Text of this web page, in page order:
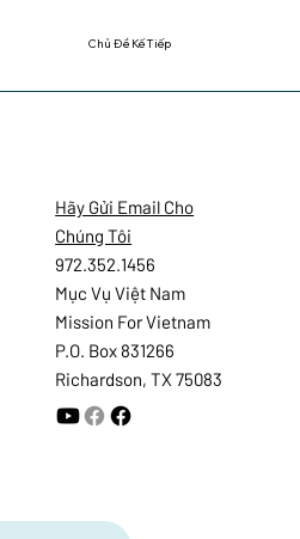
Chủ Đề Kế Tiếp
Hãy Gửi Email Cho
Chúng Tôi
972.352.1456
Mục Vụ Việt Nam
Mission For Vietnam
P.O. Box 831266
Richardson, TX 75083